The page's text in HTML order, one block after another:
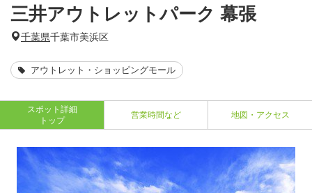
三井アウトレットパーク 幕張
千葉県千葉市美浜区
アウトレット・ショッピングモール
スポット詳細
トップ
営業時間など 地図・アクセス